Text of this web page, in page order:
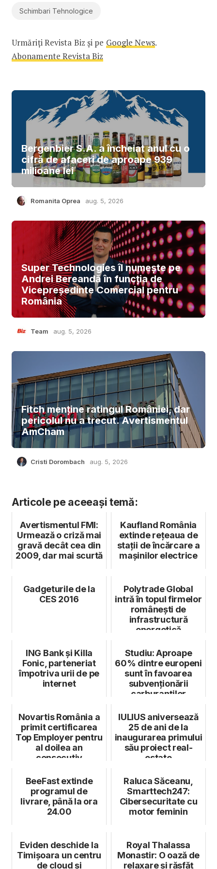
Schimbari Tehnologice
Urmăriți Revista Biz și pe Google News.
Abonamente Revista Biz
Bergenbier S.A. a încheiat anul cu o
cifră de afaceri de aproape 939
milioane lei
Romanita Oprea aug. 5, 2026
Super Technologies îl numește pe
Andrei Bereandă în funcția de
Vicepreședinte Comercial pentru
România
Team aug. 5, 2026
Fitch menține ratingul României, dar
pericolul nu a trecut. Avertismentul
AmCham
Cristi Dorombach aug. 5, 2026
Articole pe aceeași temă:
Avertismentul FMI:
Urmează o criză mai
gravă decât cea din
2009, dar mai scurtă
Kaufland România
extinde rețeaua de
stații de încărcare a
mașinilor electrice
Gadgeturile de la
CES 2016
Polytrade Global
intră în topul firmelor
românești de
infrastructură
energetică
ING Bank și Killa
Fonic, parteneriat
împotriva urii de pe
internet
Studiu: Aproape
60% dintre europeni
sunt în favoarea
subvenționării
carburanților
Novartis România a
primit certificarea
Top Employer pentru
al doilea an
consecutiv
IULIUS aniversează
25 de ani de la
inaugurarea primului
său proiect real-
estate
BeeFast extinde
programul de
livrare, până la ora
24.00
Raluca Săceanu,
Smarttech247:
Cibersecuritate cu
motor feminin
Eviden deschide la
Timișoara un centru
de cloud și
Royal Thalassa
Monastir: O oază de
relaxare și răsfăț